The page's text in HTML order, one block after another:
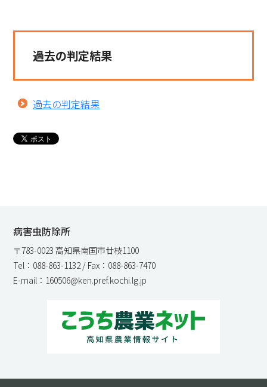
過去の判定結果
過去の判定結果
病害虫防除所
〒783-0023 高知県南国市廿枝1100
Tel：088-863-1132 / Fax：088-863-7470
E-mail：160506@ken.pref.kochi.lg.jp